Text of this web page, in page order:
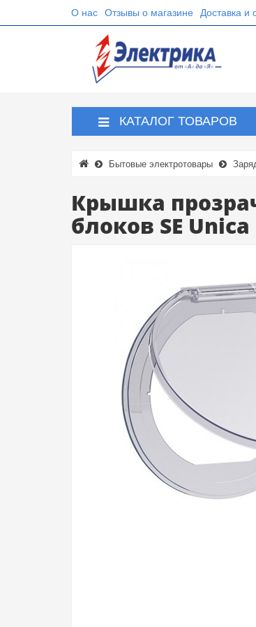
О нас Отзывы о магазине Доставка и
КАТАЛОГ ТОВАРОВ
Бытовые электротовары
Крышка
блоков SE